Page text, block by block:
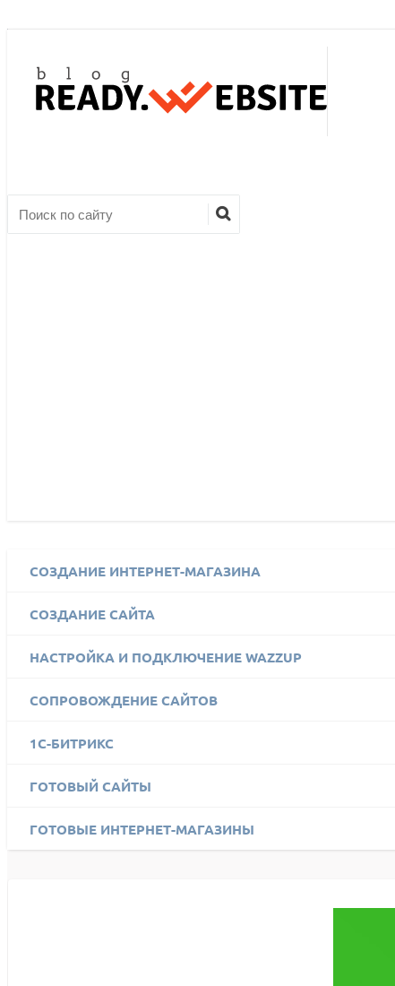
СОЗДАНИЕ ИНТЕРНЕТ-МАГАЗИНА
СОЗДАНИЕ САЙТА
НАСТРОЙКА И ПОДКЛЮЧЕНИЕ WAZZUP
СОПРОВОЖДЕНИЕ САЙТОВ
1C-БИТРИКС
ГОТОВЫЙ САЙТЫ
ГОТОВЫЕ ИНТЕРНЕТ-МАГАЗИНЫ